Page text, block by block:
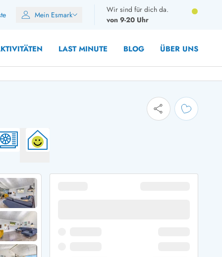
Mein Esmark
Wir sind für dich da.
von 9-20 Uhr
LAST MINUTE BLOG ÜBER UNS
Personen
Weihnachten
Silvester